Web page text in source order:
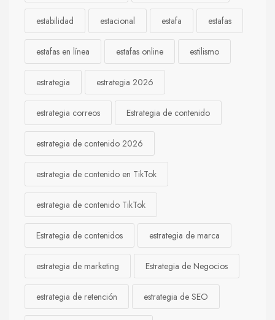
estabilidad estacional estafa estafas
estafas en línea estafas online estilismo
estrategia estrategia 2026
estrategia correos Estrategia de contenido
estrategia de contenido 2026
estrategia de contenido en TikTok
estrategia de contenido TikTok
Estrategia de contenidos estrategia de marca
estrategia de marketing Estrategia de Negocios
estrategia de retención estrategia de SEO